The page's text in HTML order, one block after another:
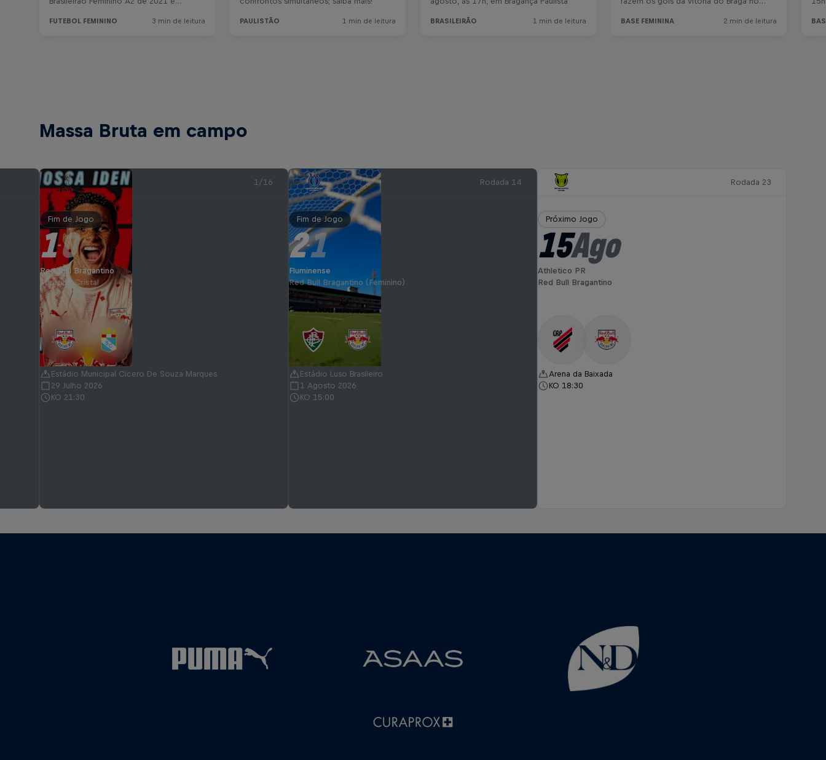
Massa Bruta em campo
1/16
Fim de Jogo
1-0
Red Bull Bragantino
Sporting Cristal
Estádio Municipal Cicero De Souza Marques
29 Julho 2026
KO 21:30
Rodada 14
Fim de Jogo
2-1
Fluminense
Red Bull Bragantino (Feminino)
Estádio Luso Brasileiro
1 Agosto 2026
KO 15:00
Rodada 23
Próximo Jogo
15Ago
Athletico PR
Red Bull Bragantino
Arena da Baixada
KO 18:30